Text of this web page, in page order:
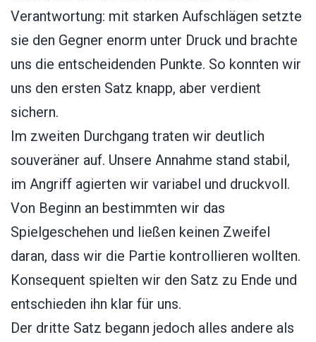
Verantwortung: mit starken Aufschlägen setzte
sie den Gegner enorm unter Druck und brachte
uns die entscheidenden Punkte. So konnten wir
uns den ersten Satz knapp, aber verdient
sichern.
Im zweiten Durchgang traten wir deutlich
souveräner auf. Unsere Annahme stand stabil,
im Angriff agierten wir variabel und druckvoll.
Von Beginn an bestimmten wir das
Spielgeschehen und ließen keinen Zweifel
daran, dass wir die Partie kontrollieren wollten.
Konsequent spielten wir den Satz zu Ende und
entschieden ihn klar für uns.
Der dritte Satz begann jedoch alles andere als